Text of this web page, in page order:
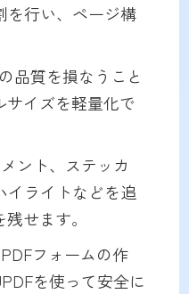
を行い、ページ構
品質を損なうこと
サイズを軽量化で
ント、ステッカ
イライトなどを追
せます。
PDFフォームの作
を使って安全に